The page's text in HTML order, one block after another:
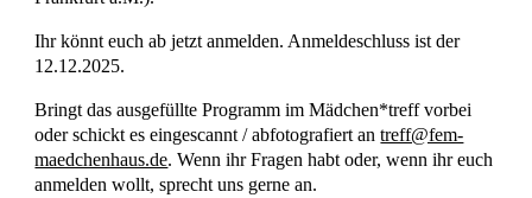
Ihr könnt euch ab jetzt anmelden. Anmeldeschluss ist der
12.12.2025.
Bringt das ausgefüllte Programm im Mädchen*treff vorbei
oder schickt es eingescannt / abfotografiert antreff@fem-
maedchenhaus.de. Wenn ihr Fragen habt oder, wenn ihr euch
anmelden wollt, sprecht uns gerne an.